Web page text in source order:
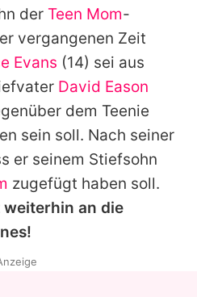
der Teen Mom-
vergangenen Zeit
Evans (14) sei aus
David Eason
dem Teenie
sein soll. Nach seiner
er seinem Stiefsohn
zugefügt haben soll.
an die